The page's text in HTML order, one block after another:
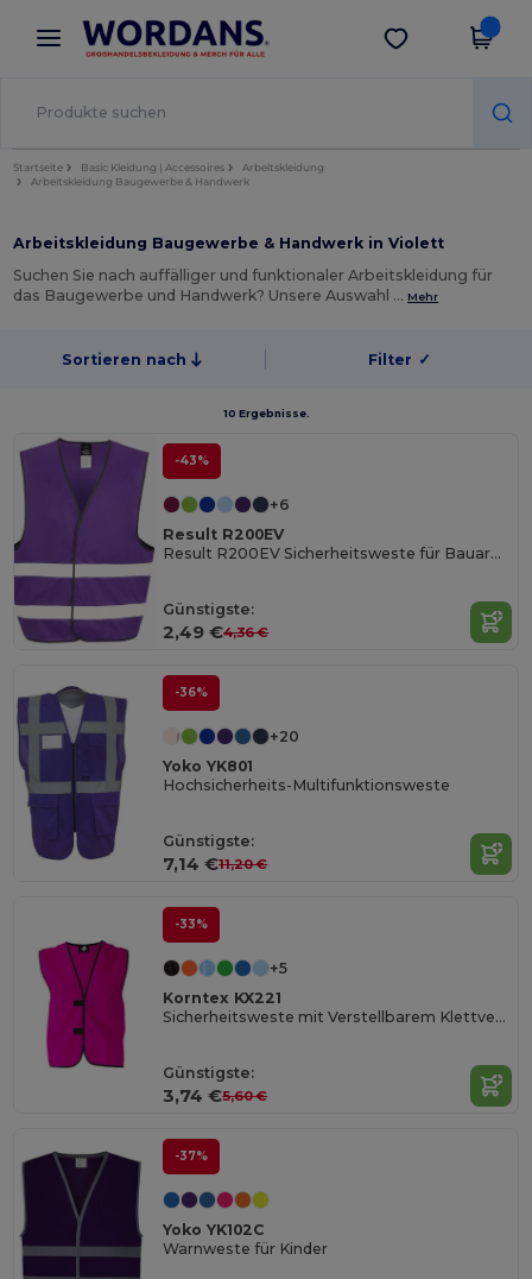
× Wordans App
Bessere Preise in der App!
App holen
Startseite Basic Kleidung | Accessoires
Arbeitskleidung
Arbeitskleidung Baugewerbe & Handwerk
Arbeitskleidung Baugewerbe & Handwerk in Violett
Suchen Sie nach auffälliger und funktionaler Arbeitskleidung für
das Baugewerbe und Handwerk? Unsere Auswahl … Mehr
Sortieren nach Filter ✓
10 Ergebnisse.
-43%
+6
Result R200EV
Result R200EV Sicherheitsweste für Bauarbeiter
Günstigste:
2,49 €4,36 €
-36%
+20
Yoko YK801
Hochsicherheits-Multifunktionsweste
Günstigste:
7,14 €11,20 €
-33%
+5
Korntex KX221
Sicherheitsweste mit Verstellbarem Klettverschluss
Günstigste:
3,74 €5,60 €
-37%
Yoko YK102C
Warnweste für Kinder